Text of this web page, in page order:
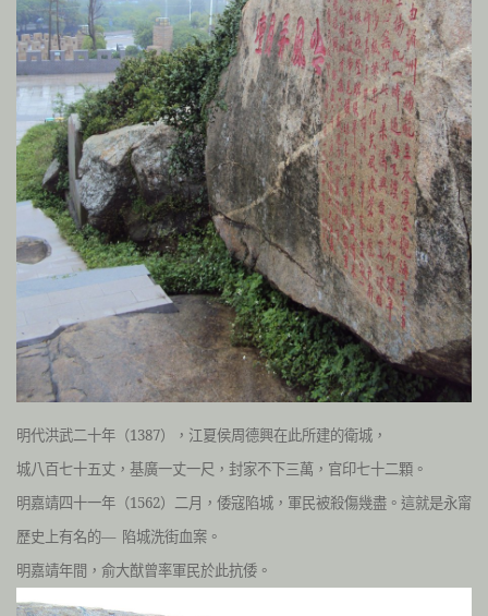
明代洪武二十年（1387），江夏侯周德興在此所建的衛城，
城八百七十五丈，基廣一丈一尺，封家不下三萬，官印七十二顆。
明嘉靖四十一年（1562）二月，倭寇陷城，軍民被殺傷幾盡。這就是永甯
歷史上有名的— 陷城洗街血案。
明嘉靖年間，俞大猷曾率軍民於此抗倭。